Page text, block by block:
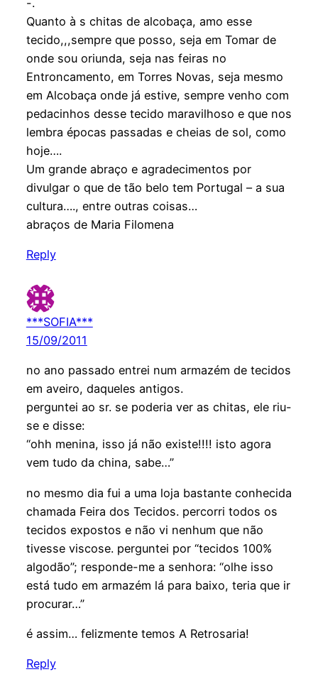
Quanto à s chitas de alcobaça, amo esse
tecido,,,sempre que posso, seja em Tomar de
onde sou oriunda, seja nas feiras no
Entroncamento, em Torres Novas, seja mesmo
em Alcobaça onde já estive, sempre venho com
pedacinhos desse tecido maravilhoso e que nos
lembra épocas passadas e cheias de sol, como
hoje….
Um grande abraço e agradecimentos por
divulgar o que de tão belo tem Portugal – a sua
cultura…., entre outras coisas…
abraços de Maria Filomena
Reply
***SOFIA***
15/09/2011
no ano passado entrei num armazém de tecidos
em aveiro, daqueles antigos.
perguntei ao sr. se poderia ver as chitas, ele riu-
se e disse:
“ohh menina, isso já não existe!!!! isto agora
vem tudo da china, sabe…”
no mesmo dia fui a uma loja bastante conhecida
chamada Feira dos Tecidos. percorri todos os
tecidos expostos e não vi nenhum que não
tivesse viscose. perguntei por “tecidos 100%
algodão”; responde-me a senhora: “olhe isso
está tudo em armazém lá para baixo, teria que ir
procurar…”
é assim… felizmente temos A Retrosaria!
Reply